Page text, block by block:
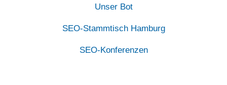
Unser Bot
SEO-Stammtisch Hamburg
SEO-Konferenzen